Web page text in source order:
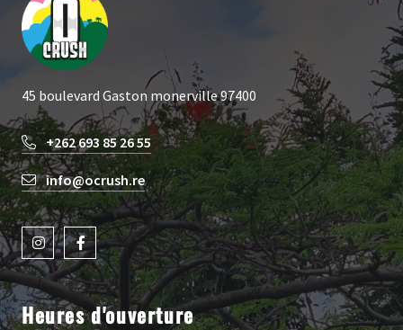
45 boulevard Gaston monerville 97400
+262 693 85 26 55
info@ocrush.re
Heures d'ouverture